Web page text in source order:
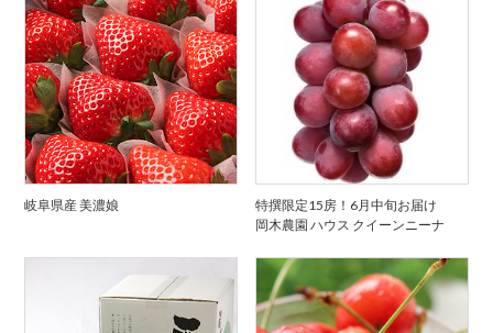
岐阜県産 美濃娘
特撰限定15房！6月中旬お届け
岡木農園 ハウス クイーンニーナ